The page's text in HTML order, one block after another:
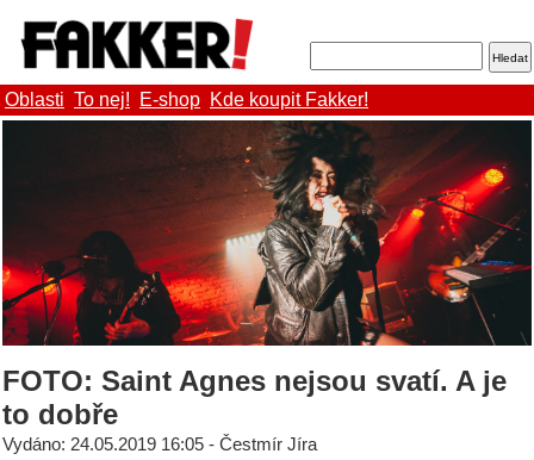
Oblasti To nej! E-shop Kde koupit Fakker!
FOTO: Saint Agnes nejsou svatí. A je
to dobře
Vydáno: 24.05.2019 16:05 - Čestmír Jíra